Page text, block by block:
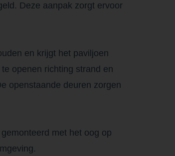
Deze aanpak zorgt ervoor
en krijgt het paviljoen
openen richting strand en
openstaande deuren zorgen
met het oog op